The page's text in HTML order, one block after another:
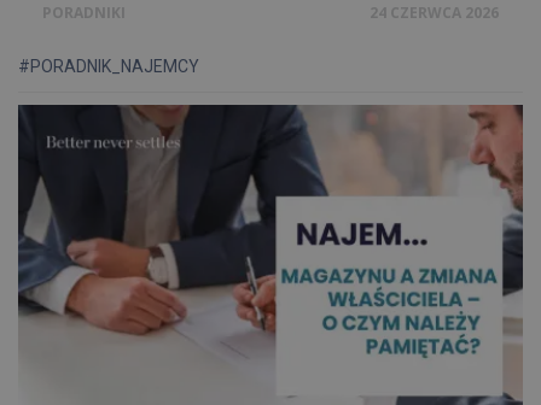
PORADNIKI 24 CZERWCA 2026
#PORADNIK_NAJEMCY